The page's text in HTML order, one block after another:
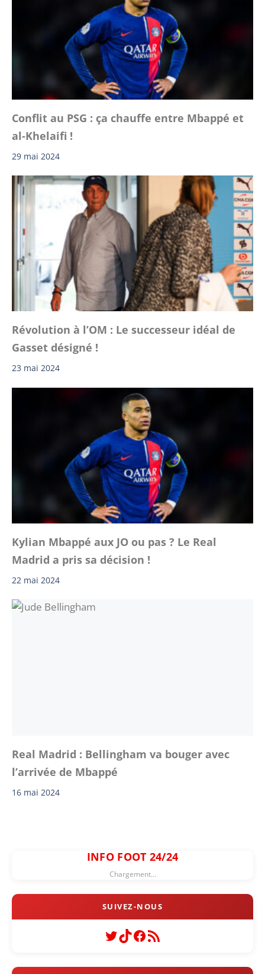
Conflit au PSG : ça chauffe entre Mbappé et
al-Khelaifi !
29 mai 2024
Révolution à l’OM : Le successeur idéal de
Gasset désigné !
23 mai 2024
Kylian Mbappé aux JO ou pas ? Le Real
Madrid a pris sa décision !
22 mai 2024
Real Madrid : Bellingham va bouger avec
l’arrivée de Mbappé
16 mai 2024
INFO FOOT 24/24
Chargement...
Twitter
TikTok
Facebook
Flux RSS